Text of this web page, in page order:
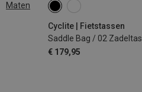
Maten
Cyclite | Fietstassen
Saddle Bag / 02 Zadeltas
€ 179,95
12.9L